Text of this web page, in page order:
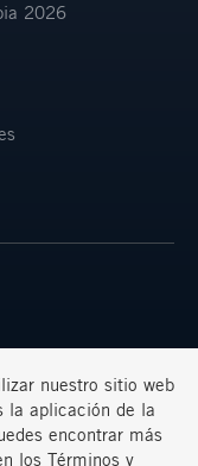
2026
nuestro sitio web
la aplicación de la
encontrar más
los Términos y